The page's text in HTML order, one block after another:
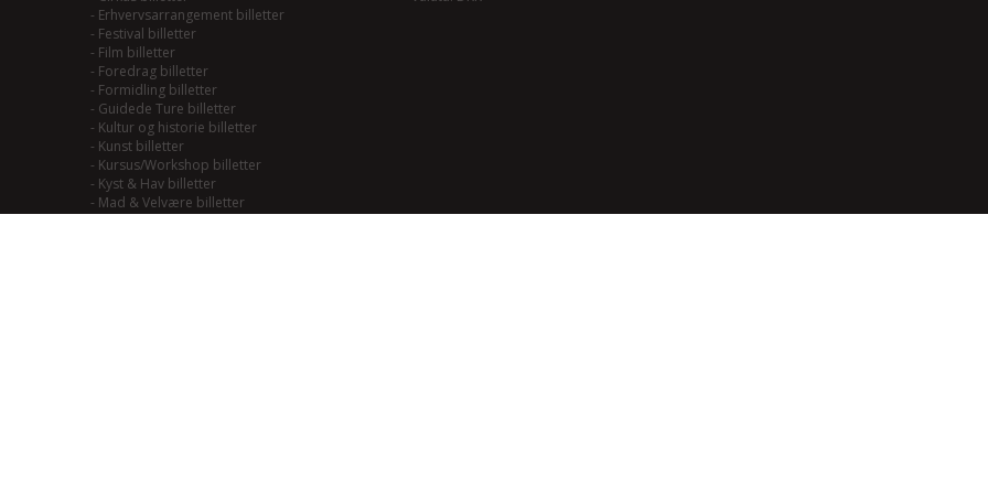
- Erhvervsarrangement billetter
- Festival billetter
- Film billetter
- Foredrag billetter
- Formidling billetter
- Guidede Ture billetter
- Kultur og historie billetter
- Kunst billetter
- Kursus/Workshop billetter
- Kyst & Hav billetter
- Mad & Velvære billetter